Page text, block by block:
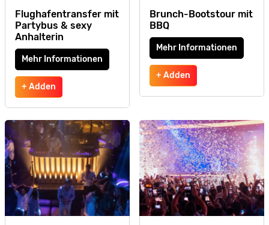
Flughafentransfer mit
Partybus & sexy
Anhalterin
Mehr Informationen
+ Adden
Brunch-Bootstour mit
BBQ
Mehr Informationen
+ Adden